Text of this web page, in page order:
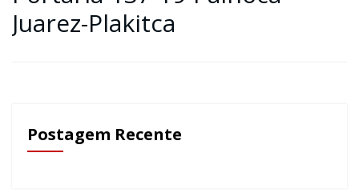
Juarez-Plakitca
Postagem Recente